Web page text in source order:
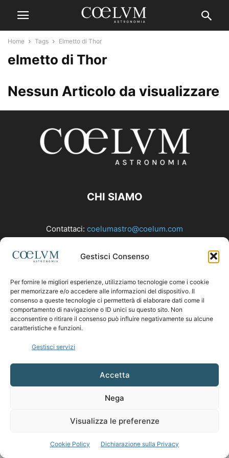
Gestisci Consenso
Per fornire le migliori esperienze, utilizziamo tecnologie come i cookie
per memorizzare e/o accedere alle informazioni del dispositivo. Il
consenso a queste tecnologie ci permetterà di elaborare dati come il
comportamento di navigazione o ID unici su questo sito. Non
acconsentire o ritirare il consenso può influire negativamente su alcune
caratteristiche e funzioni.
Gestisci servizi
Accetta
Nega
Visualizza le preferenze
Cookie Policy Dichiarazione sulla Privacy
Home Tags Elmetto di Thor
elmetto di Thor
Nessun Articolo da visualizzare
CHI SIAMO
Contattaci: coelumastro@coelum.com
SEGUICI